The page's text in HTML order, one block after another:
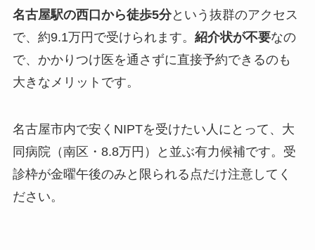
名古屋駅の西口から徒歩5分という抜群のアクセス
で、約9.1万円で受けられます。 紹介状が不要なの
で、かかりつけ医を通さずに直接予約できるのも
大きなメリットです。
名古屋市内で安くNIPTを受けたい人にとって、大
同病院（南区・8.8万円）と並ぶ有力候補です。受
診枠が金曜午後のみと限られる点だけ注意してく
ださい。